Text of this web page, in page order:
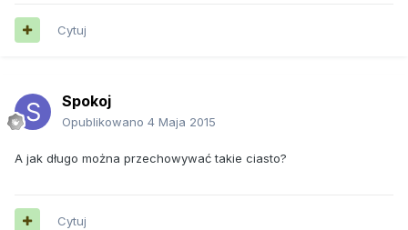
Cytuj
Spokoj
Opublikowano 4 Maja 2015
A jak długo można przechowywać takie ciasto?
Cytuj